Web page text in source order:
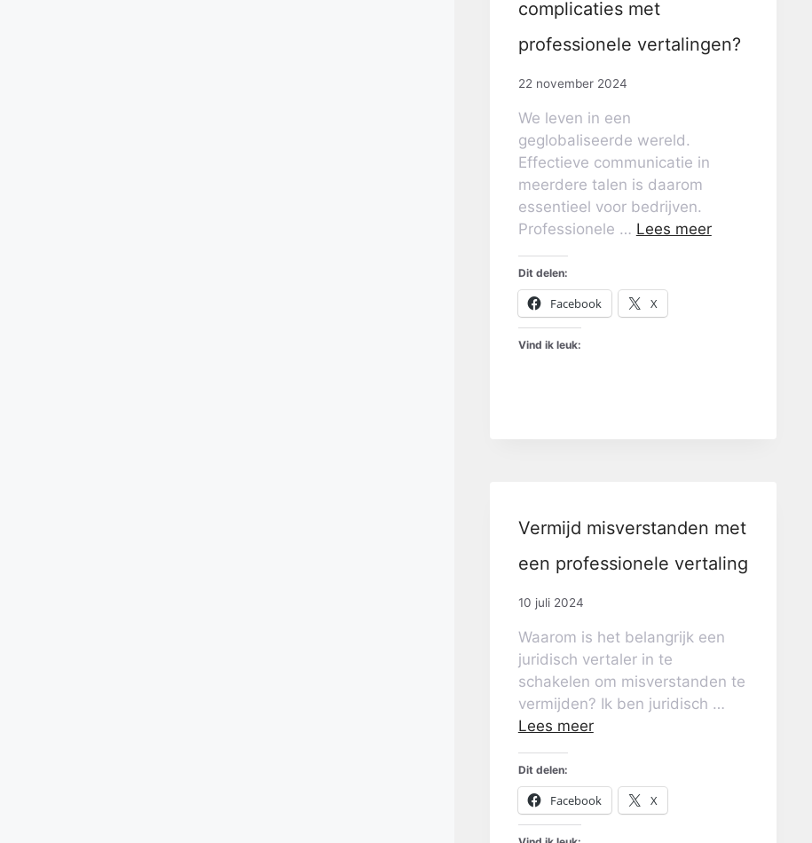
complicaties met
professionele vertalingen?
22 november 2024
We leven in een
geglobaliseerde wereld.
Effectieve communicatie in
meerdere talen is daarom
essentieel voor bedrijven.
Professionele … Lees meer
Dit delen:
Facebook X
Vind ik leuk:
Vermijd misverstanden met
een professionele vertaling
10 juli 2024
Waarom is het belangrijk een
juridisch vertaler in te
schakelen om misverstanden te
vermijden? Ik ben juridisch …
Lees meer
Dit delen:
Facebook X